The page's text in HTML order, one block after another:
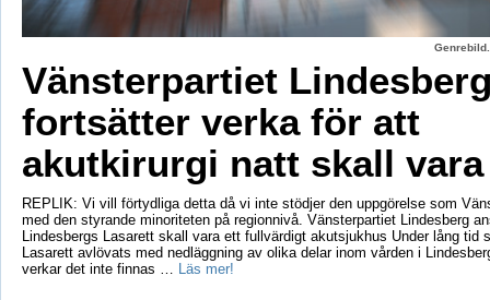
Vänsterpartiet
fortsätter verka för att
akutkirurgi natt skall
REPLIK: Vi vill förtydliga detta då vi inte stödjer den uppgörelse som
med den styrande minoriteten på regionnivå. Vänsterpartiet Lindesberg
Lindesbergs Lasarett skall vara ett fullvärdigt akutsjukhus Under lång tid
Lasarett avlövats med nedläggning av olika delar inom vården i
verkar det inte finnas … Läs mer!